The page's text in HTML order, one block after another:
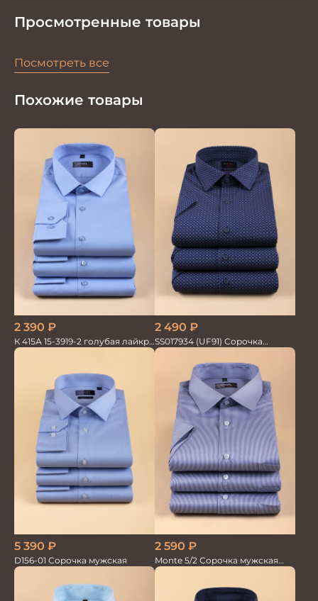
Просмотренные товары
Посмотреть все
Похожие товары
2 390 ₽
К 415А 15-3919-2 голубая лайкра
Сорочка мужская
2 490 ₽
SS017934 (UF91) Сорочка
мужская кор. рук. GROSTYLE
5 390 ₽
D156-01 Сорочка мужская
2 590 ₽
Monte 5/2 Сорочка мужская
кор.рукав